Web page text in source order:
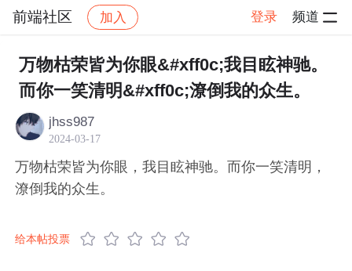
前端社区 加入 登录 频道
社区 前端社区 感慨 帖子详情
万物枯荣皆为你眼&#xff0c;我目眩神驰。
而你一笑清明&#xff0c;潦倒我的众生。
jhss987
2024-03-17
万物枯荣皆为你眼，我目眩神驰。而你一笑清明，
潦倒我的众生。
给本帖投票